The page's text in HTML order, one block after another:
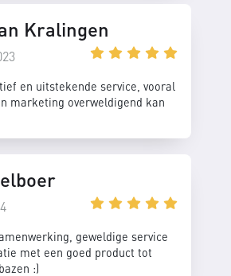
Kralingen
en uitstekende service, vooral
marketing overweldigend kan
geweldige service
met een goed product tot
:)